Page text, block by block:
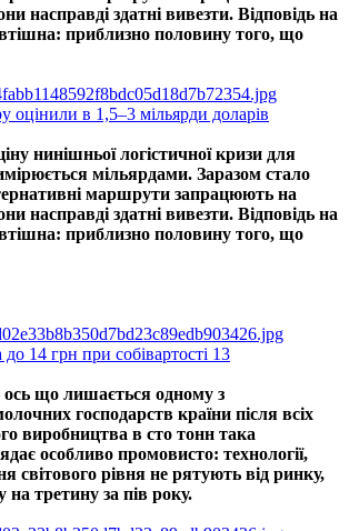
насправді здатні вивезти. Відповідь на
приблизно половину того, що
оцінили в 1,5–3 мільярди доларів
нинішньої логістичної кризи для
мільярдами. Заразом стало
маршрути запрацюють на
насправді здатні вивезти. Відповідь на
приблизно половину того, що
14 грн при собівартості 13
що лишається одному з
господарств країни після всіх
виробництва в сто тонн така
особливо промовисто: технології,
світового рівня не рятують від ринку,
на третину за пів року.